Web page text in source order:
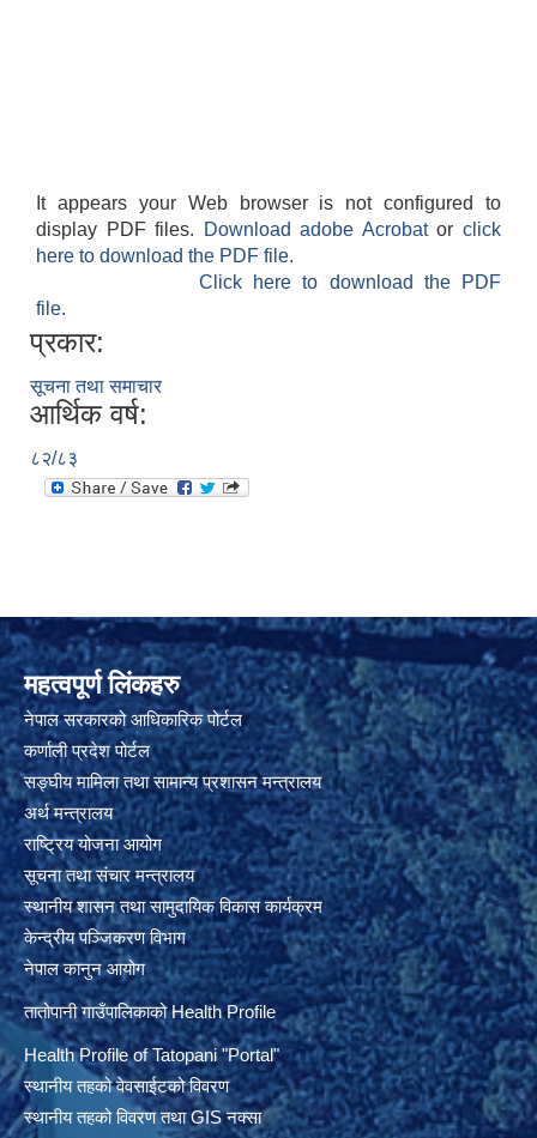
It appears your Web browser is not configured to
display PDF files.
Download adobe Acrobatorclick
here to download the PDF file.
Click here to download the PDF
file.
प्रकार:
सूचना तथा समाचार
आर्थिक वर्ष:
८२/८३
महत्वपूर्ण लिंकहरु
नेपाल सरकारको आधिकारिक पोर्टल
कर्णाली प्रदेश पोर्टल
सङ्घीय मामिला तथा सामान्य प्रशासन मन्त्रालय
अर्थ मन्त्रालय
राष्ट्रिय योजना आयोग
सूचना तथा संचार मन्त्रालय
स्थानीय शासन तथा सामुदायिक विकास कार्यक्रम
केन्द्रीय पञ्जिकरण विभाग
नेपाल कानुन आयोग
तातोपानी गाउँपालिकाको Health Profile
Health Profile of Tatopani"Portal"
स्थानीय तहको वेवसाईटको विवरण
स्थानीय तहको विवरण तथा GIS नक्सा